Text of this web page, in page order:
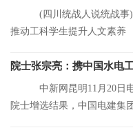
(四川统战人说统战事)
推动工科学生提升人文素
院士张宗亮：携中国水电
中新网昆明11月20日电
院士增选结果，中国电建集